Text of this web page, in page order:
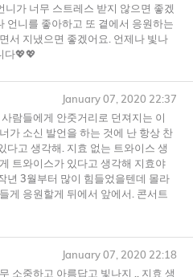
가 너무 스트레스 받지 않으면 좋겠
언니를 좋아하고 또 곁에서 응원하는
서 지냈으면 좋겠어요. 언제나 빛나
다💖💖
January 07, 2020 22:37
람들에게 안줏거리로 던져지는 이
가 소신 발언을 하는 것에 난 항상 찬
다고 생각해. 지효 없는 트와이스 생
트와이스가 있다고 생각해 지효야
년 3월부터 많이 힘들었을텐데 몰라
게 응원할게 뒤에서 앞에서. 콘서트
January 07, 2020 22:18
소중하고 아름답고 빛나지 .. 지효 생